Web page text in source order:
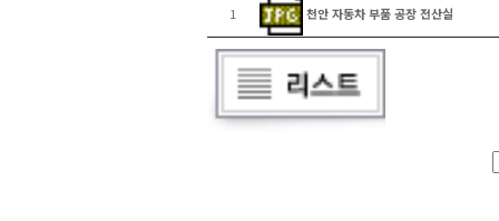
1 천안 자동차 부품 공장 전산실